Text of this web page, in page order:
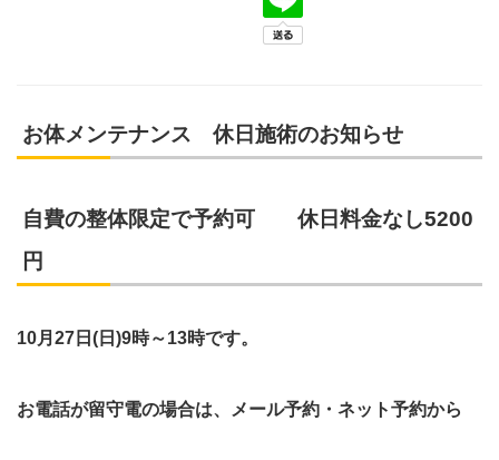
お体メンテナンス 休日施術のお知らせ
自費の整体限定で予約可 休日料金なし5200
円
10月27日(日)9時～13時です。
お電話が留守電の場合は、メール予約・ネット予約から